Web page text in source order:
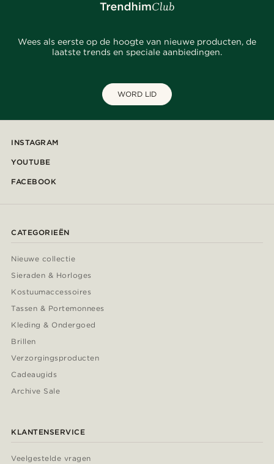
Wees als eerste op de hoogte van nieuwe producten, de
laatste trends en speciale aanbiedingen.
WORD LID
INSTAGRAM
YOUTUBE
FACEBOOK
CATEGORIEËN
Nieuwe collectie
Sieraden & Horloges
Kostuumaccessoires
Tassen & Portemonnees
Kleding & Ondergoed
Brillen
Verzorgingsproducten
Cadeaugids
Archive Sale
KLANTENSERVICE
Veelgestelde vragen